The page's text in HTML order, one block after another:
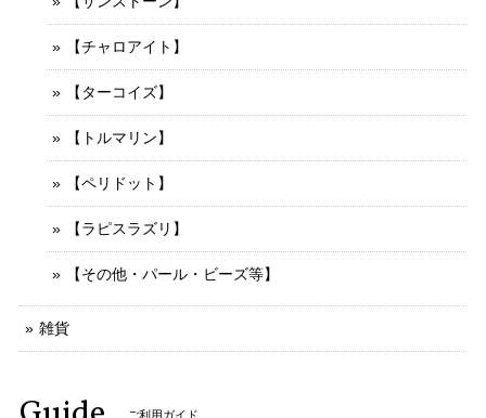
【チャロアイト】
【ターコイズ】
【トルマリン】
【ペリドット】
【ラピスラズリ】
【その他・パール・ビーズ等】
雑貨
ご利用ガイド